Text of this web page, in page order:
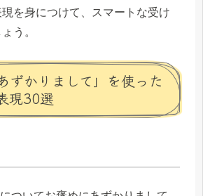
を身につけて、スマートな受け
う。
ずかりまして」を使った
現30選